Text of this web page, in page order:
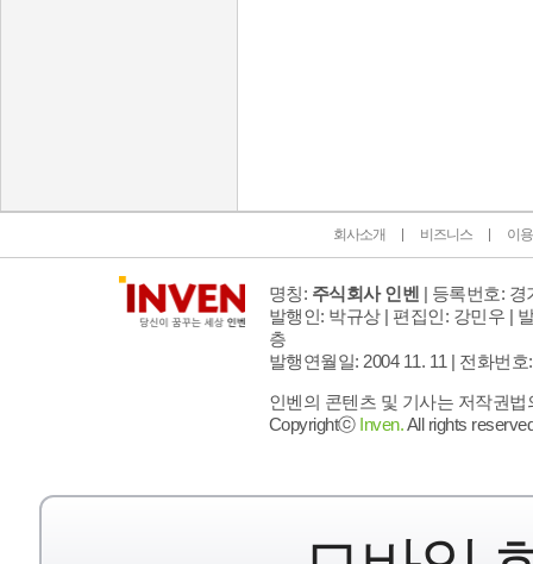
회사소개 비즈니스 이
명칭: 주식회사 인벤 | 등록번호: 경
발행인: 박규상 | 편집인: 강민우 |
층
발행연월일: 2004 11. 11 | 전화번호
인벤의 콘텐츠 및 기사는 저작권
Copyrightⓒ Inven.All rights